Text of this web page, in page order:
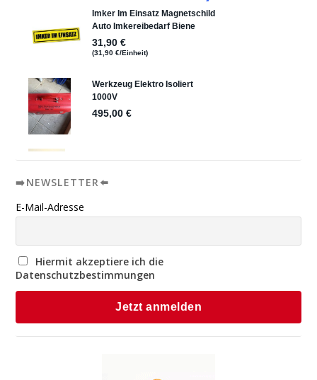
➡️NEWSLETTER⬅️
E-Mail-Adresse
Hiermit akzeptiere ich die
Datenschutzbestimmungen